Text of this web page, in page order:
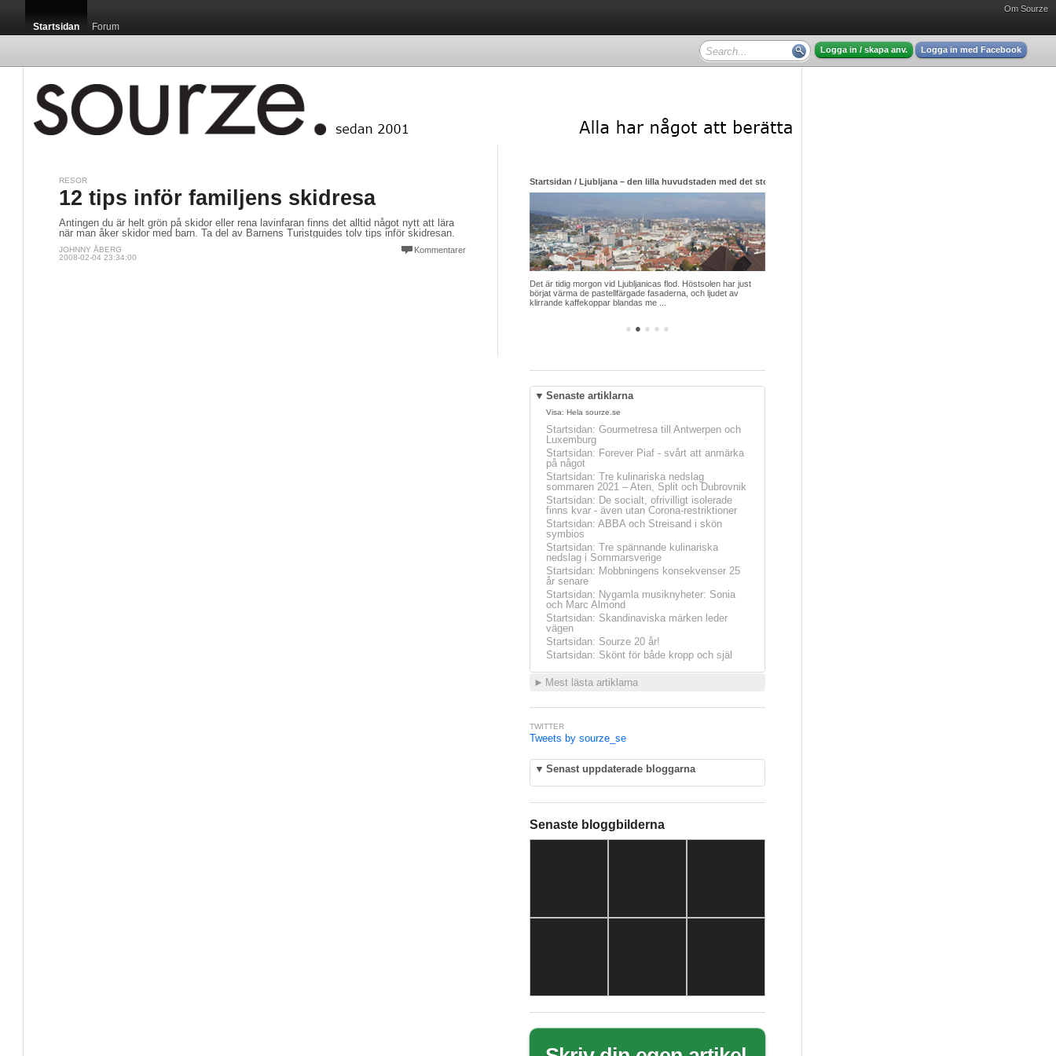
Om Sourze
Startsidan Forum
Logga in / skapa anv. Logga in med Facebook
RESOR
12 tips inför familjens skidresa
Antingen du är helt grön på skidor eller rena lavinfaran finns det alltid något nytt att lära
när man åker skidor med barn. Ta del av Barnens Turistguides tolv tips inför skidresan.
Kommentarer
JOHNNY ÅBERG
2008-02-04 23:34:00
● ● ● ● ●
Startsidan / Ljubljana – den lilla huvudstaden med det stora hjärtat
Det är tidig morgon vid Ljubljanicas flod. Höstsolen har just
börjat värma de pastellfärgade fasaderna, och ljudet av
klirrande kaffekoppar blandas me ...
▼ Senaste artiklarna
Visa: Hela sourze.se
Startsidan: Gourmetresa till Antwerpen och
Luxemburg
Startsidan: Forever Piaf - svårt att anmärka
på något
Startsidan: Tre kulinariska nedslag
sommaren 2021 – Aten, Split och Dubrovnik
Startsidan: De socialt, ofrivilligt isolerade
finns kvar - även utan Corona-restriktioner
Startsidan: ABBA och Streisand i skön
symbios
Startsidan: Tre spännande kulinariska
nedslag i Sommarsverige
Startsidan: Mobbningens konsekvenser 25
år senare
Startsidan: Nygamla musiknyheter: Sonia
och Marc Almond
Startsidan: Skandinaviska märken leder
vägen
Startsidan: Sourze 20 år!
Startsidan: Skönt för både kropp och själ
► Mest lästa artiklarna
TWITTER
Tweets by sourze_se
▼ Senast uppdaterade bloggarna
Senaste bloggbilderna